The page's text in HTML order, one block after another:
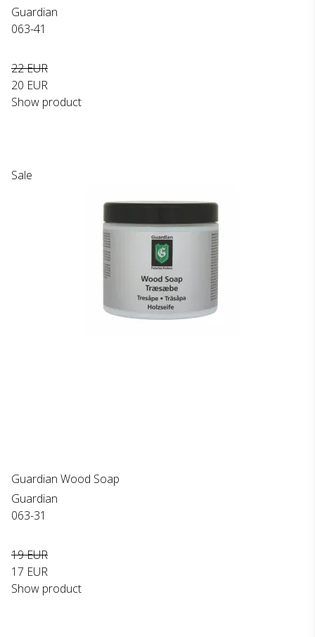
Guardian
063-41
22 EUR
20 EUR
Show product
Sale
Guardian Wood Soap
Guardian
063-31
19 EUR
17 EUR
Show product